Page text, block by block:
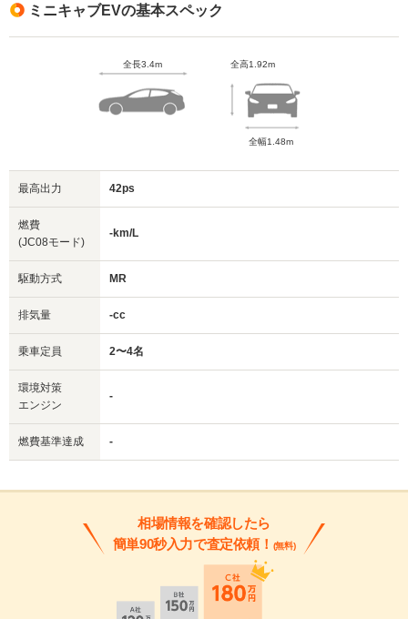
ミニキャブEVの基本スペック
全長3.4m 全高1.92m
全幅1.48m
最高出力 42ps
燃費
(JC08モード)
-km/L
駆動方式 MR
排気量 -cc
乗車定員 2〜4名
環境対策
エンジン
-
燃費基準達成 -
相場情報を確認したら
簡単90秒入力で査定依頼！ (無料)